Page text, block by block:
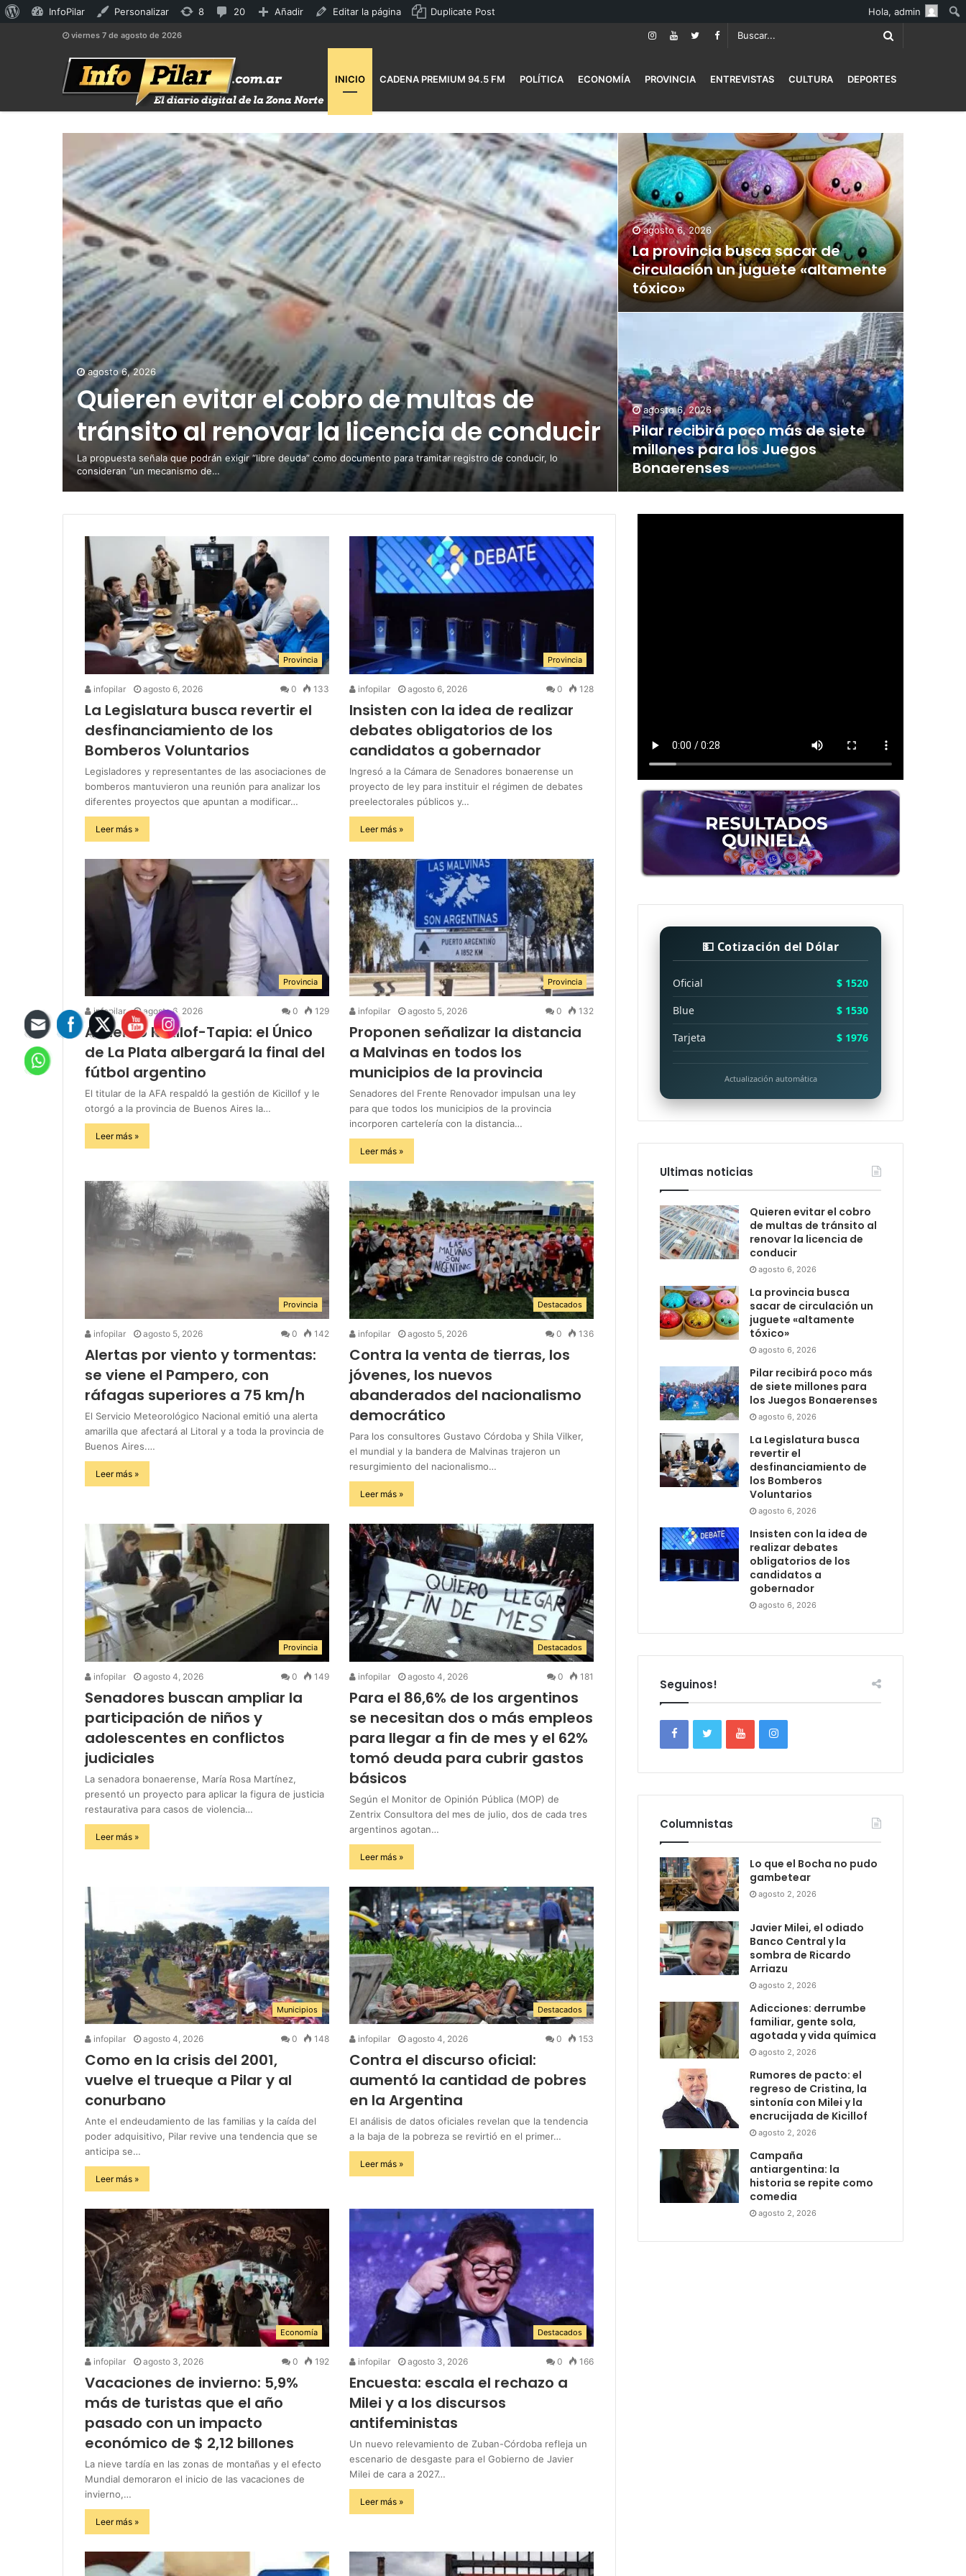
viernes 7 de agosto de 2026
INICIO CADENA PREMIUM 94.5 FM POLÍTICA ECONOMÍA PROVINCIA ENTREVISTAS CULTURA DEPORTES
agosto 6, 2026
Quieren evitar el cobro de multas de
tránsito al renovar la licencia de conducir
La propuesta señala que podrán exigir “libre deuda” como documento para tramitar registro de conducir, lo
consideran “un mecanismo de…
agosto 6, 2026
La provincia busca sacar de
circulación un juguete «altamente
tóxico»
agosto 6, 2026
Pilar recibirá poco más de siete
millones para los Juegos
Bonaerenses
Provincia
infopilar agosto 6, 2026 0 133
La Legislatura busca revertir el
desfinanciamiento de los
Bomberos Voluntarios
Legisladores y representantes de las asociaciones de
bomberos mantuvieron una reunión para analizar los
diferentes proyectos que apuntan a modificar…
Leer más »
Provincia
infopilar agosto 6, 2026 0 128
Insisten con la idea de realizar
debates obligatorios de los
candidatos a gobernador
Ingresó a la Cámara de Senadores bonaerense un
proyecto de ley para instituir el régimen de debates
preelectorales públicos y…
Leer más »
Provincia
infopilar agosto 6, 2026 0 129
Acuerdo Kicillof-Tapia: el Único
de La Plata albergará la final del
fútbol argentino
El titular de la AFA respaldó la gestión de Kicillof y le
otorgó a la provincia de Buenos Aires la…
Leer más »
Provincia
infopilar agosto 5, 2026 0 132
Proponen señalizar la distancia
a Malvinas en todos los
municipios de la provincia
Senadores del Frente Renovador impulsan una ley
para que todos los municipios de la provincia
incorporen cartelería con la distancia…
Leer más »
Provincia
infopilar agosto 5, 2026 0 142
Alertas por viento y tormentas:
se viene el Pampero, con
ráfagas superiores a 75 km/h
El Servicio Meteorológico Nacional emitió una alerta
amarilla que afectará al Litoral y a toda la provincia de
Buenos Aires.…
Leer más »
Destacados
infopilar agosto 5, 2026 0 136
Contra la venta de tierras, los
jóvenes, los nuevos
abanderados del nacionalismo
democrático
Para los consultores Gustavo Córdoba y Shila Vilker,
el mundial y la bandera de Malvinas trajeron un
resurgimiento del nacionalismo…
Leer más »
Provincia
infopilar agosto 4, 2026 0 149
Senadores buscan ampliar la
participación de niños y
adolescentes en conflictos
judiciales
La senadora bonaerense, María Rosa Martínez,
presentó un proyecto para aplicar la figura de justicia
restaurativa para casos de violencia…
Leer más »
Destacados
infopilar agosto 4, 2026 0 181
Para el 86,6% de los argentinos
se necesitan dos o más empleos
para llegar a fin de mes y el 62%
tomó deuda para cubrir gastos
básicos
Según el Monitor de Opinión Pública (MOP) de
Zentrix Consultora del mes de julio, dos de cada tres
argentinos agotan…
Leer más »
Municipios
infopilar agosto 4, 2026 0 148
Como en la crisis del 2001,
vuelve el trueque a Pilar y al
conurbano
Ante el endeudamiento de las familias y la caída del
poder adquisitivo, Pilar revive una tendencia que se
anticipa se…
Leer más »
Destacados
infopilar agosto 4, 2026 0 153
Contra el discurso oficial:
aumentó la cantidad de pobres
en la Argentina
El análisis de datos oficiales revelan que la tendencia
a la baja de la pobreza se revirtió en el primer…
Leer más »
Economía
infopilar agosto 3, 2026 0 192
Vacaciones de invierno: 5,9%
más de turistas que el año
pasado con un impacto
económico de $ 2,12 billones
La nieve tardía en las zonas de montañas y el efecto
Mundial demoraron el inicio de las vacaciones de
invierno,…
Leer más »
Destacados
infopilar agosto 3, 2026 0 166
Encuesta: escala el rechazo a
Milei y a los discursos
antifeministas
Un nuevo relevamiento de Zuban-Córdoba refleja un
escenario de desgaste para el Gobierno de Javier
Milei de cara a 2027…
Leer más »
💵 Cotización del Dólar
Oficial
$ 1520
Blue
$ 1530
Tarjeta
$ 1976
Actualización automática
Ultimas noticias
Quieren evitar el cobro
de multas de tránsito al
renovar la licencia de
conducir
agosto 6, 2026
La provincia busca
sacar de circulación un
juguete «altamente
tóxico»
agosto 6, 2026
Pilar recibirá poco más
de siete millones para
los Juegos Bonaerenses
agosto 6, 2026
La Legislatura busca
revertir el
desfinanciamiento de
los Bomberos
Voluntarios
agosto 6, 2026
Insisten con la idea de
realizar debates
obligatorios de los
candidatos a
gobernador
agosto 6, 2026
Seguinos!
Columnistas
Lo que el Bocha no pudo
gambetear
agosto 2, 2026
Javier Milei, el odiado
Banco Central y la
sombra de Ricardo
Arriazu
agosto 2, 2026
Adicciones: derrumbe
familiar, gente sola,
agotada y vida química
agosto 2, 2026
Rumores de pacto: el
regreso de Cristina, la
sintonía con Milei y la
encrucijada de Kicillof
agosto 2, 2026
Campaña
antiargentina: la
historia se repite como
comedia
agosto 2, 2026
AcercaInfoPilar Personalizar 88
disponibles
2020
moderación
Añadir Editar la página Duplicate Post Hola, admin